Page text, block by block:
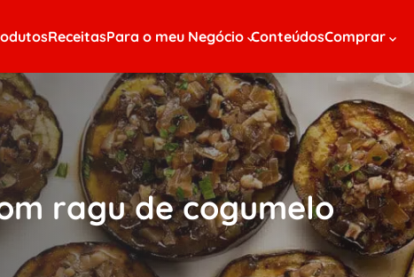
ReceitasPara o meu Negócio ConteúdosComprar
ragu de cogumelo